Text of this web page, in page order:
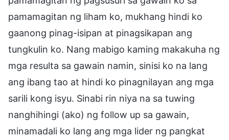
pamamagitan ng liham ko, mukhang hindi ko
gaanong pinag-isipan at pinagsikapan ang
tungkulin ko. Nang mabigo kaming makakuha ng
mga resulta sa gawain namin, sinisi ko na lang
ang ibang tao at hindi ko pinagnilayan ang mga
sarili kong isyu. Sinabi rin niya na sa tuwing
nanghihingi (ako) ng follow up sa gawain,
minamadali ko lang ang mga lider ng pangkat